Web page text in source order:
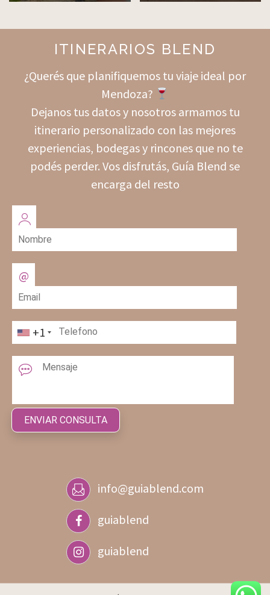
ITINERARIOS BLEND
¿Querés que planifiquemos tu viaje ideal por
Mendoza?
Dejanos tus datos y nosotros armamos tu
itinerario personalizado con las mejores
experiencias, bodegas y rincones que no te
podés perder. Vos disfrutás, Guía Blend se
encarga del resto
+1
info@guiablend.com
guiablend
guiablend